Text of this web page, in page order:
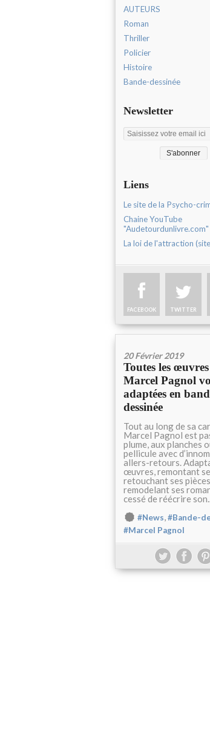
AUTEURS
Roman
Thriller
Policier
Histoire
Bande-dessinée
Newsletter
Liens
Le site de la Psycho-
Chaine YouTube
"Audetourdunlivre.com"
La loi de l'attraction
FACEBOOK TWITTER
20 Février 2019
Toutes les
Marcel Pagnol
adaptées en
dessinée
Tout au long de sa
Marcel Pagnol est
plume, aux planches
pellicule avec
allers-retours.
œuvres, remontant
retouchant ses
remodelant ses
cessé de réécrire
#News,#Bande-
#Marcel Pagnol